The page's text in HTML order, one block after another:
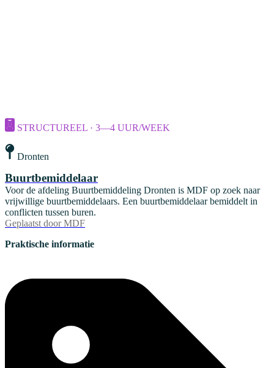
STRUCTUREEL · 3—4 UUR/WEEK
Dronten
Buurtbemiddelaar
Voor de afdeling Buurtbemiddeling Dronten is MDF op zoek naar
vrijwillige buurtbemiddelaars. Een buurtbemiddelaar bemiddelt in
conflicten tussen buren.
Geplaatst door MDF
Praktische informatie